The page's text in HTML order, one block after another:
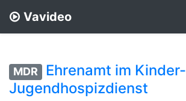
Vavideo
MDR
Ehrenamt im
Jugendhospizdienst